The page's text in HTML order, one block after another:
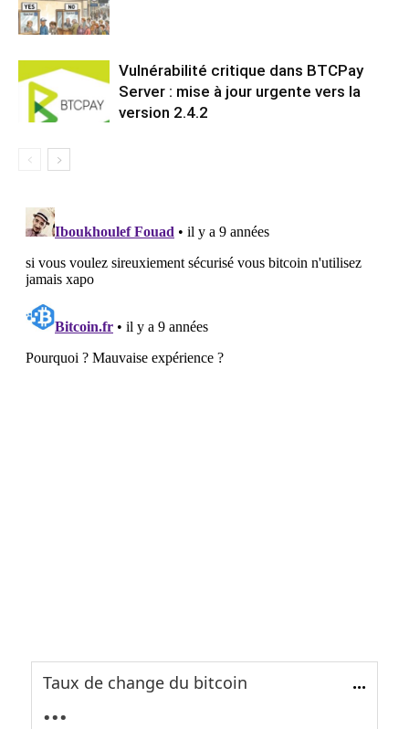
Vulnérabilité critique dans BTCPay
Server : mise à jour urgente vers la
version 2.4.2
Taux de change du bitcoin ...
...